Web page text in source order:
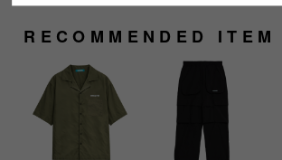
RECOMMENDED ITEM